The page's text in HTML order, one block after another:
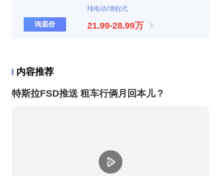
纯电动/增程式
21.99-28.99万
询底价
内容推荐
特斯拉FSD推送 租车行俩月回本儿？